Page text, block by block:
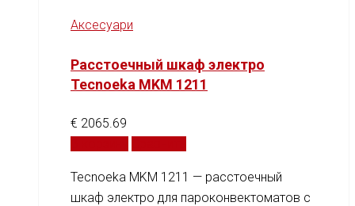
Аксесуари
Расстоечный шкаф электро
Tecnoeka MKM 1211
€ 2065.69
Tecnoeka MKM 1211 — расстоечный
шкаф электро для пароконвектоматов с